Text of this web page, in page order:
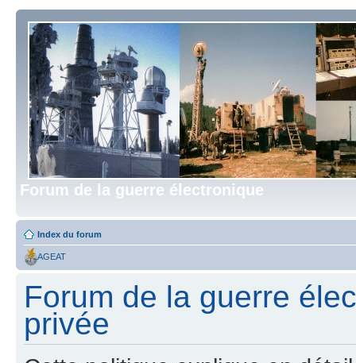
Forum de la guerre électronique
Index du forum
AGEAT
Forum de la guerre
privée